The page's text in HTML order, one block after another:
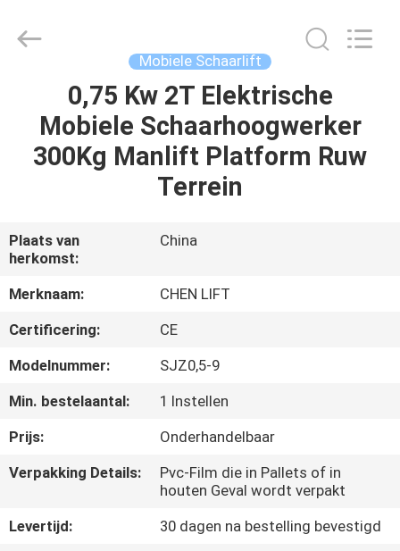
PRODUCTEN
ONS
FABRIEKSTOCHT
KWALITEITSCONTROLE
NEEM
CONTACT
MET
OP
LTD.
Mobiele Schaarlift
0,75 Kw 2T Elektrische
Mobiele Schaarhoogwerker
300Kg Manlift Platform Ruw
Terrein
Plaats van
herkomst:
China
Merknaam:
CHEN LIFT
Certificering:
CE
Modelnummer:
SJZ0,5-9
Min. bestelaantal:
1 Instellen
Prijs:
Onderhandelbaar
Verpakking Details:
Pvc-Film die in Pallets of in
houten Geval wordt verpakt
Levertijd:
30 dagen na bestelling bevestigd